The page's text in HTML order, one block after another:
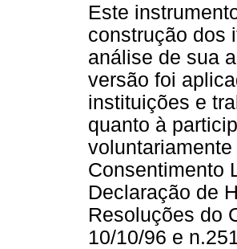
Este
construção dos
análise de sua
versão foi
instituições e
quanto à
Consentimento
Declaração de
Resoluções do
10/10/96 e